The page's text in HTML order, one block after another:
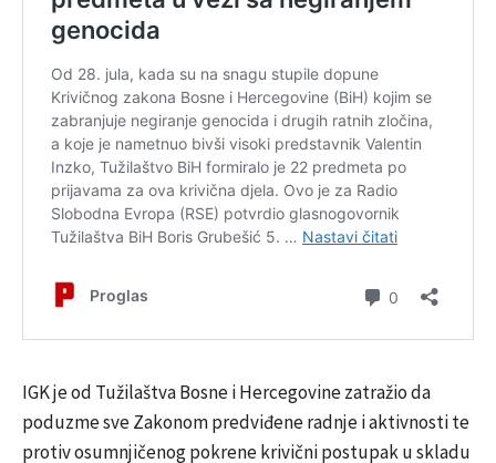
IGK je od Tužilaštva Bosne i Hercegovine zatražio da
poduzme sve Zakonom predviđene radnje i aktivnosti te
protiv osumnjičenog pokrene krivični postupak u skladu